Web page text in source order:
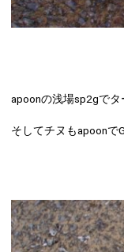
apoonの浅場sp2gでタ
そしてチヌもapoonで